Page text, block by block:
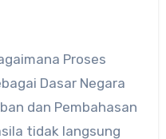
Proses
Dasar Negara
dan Pembahasan
tidak langsung